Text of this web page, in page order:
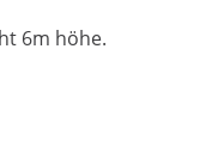
6m höhe.